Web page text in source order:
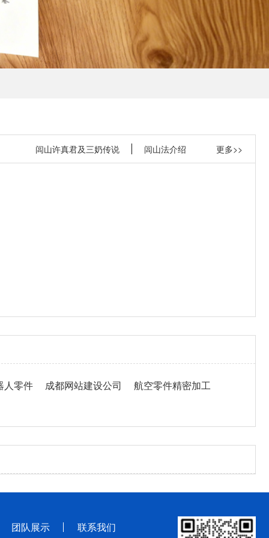
更多>>
闾山许真君及三奶传说 闾山法介绍
人零件 成都网站建设公司 航空零件精密加工
团队展示 联系我们